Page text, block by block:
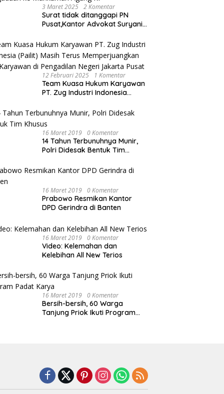
3 Maret 2025 2 Komentar
Surat tidak ditanggapi PN
Pusat,Kantor Advokat Suryani
Pengaduan ke Mahkamah
Agung RI
12 Februari 2025 1 Komentar
Team Kuasa Hukum Karyawan
PT. Zug Industri Indonesia
Memperjuangkan Hak
Karyawan di Pengadilan Negeri
Jakarta Pusat
16 Maret 2019 0 Komentar
14 Tahun Terbunuhnya Munir,
Polri Didesak Bentuk Tim
16 Maret 2019 0 Komentar
Prabowo Resmikan Kantor
DPD Gerindra di Banten
16 Maret 2019 0 Komentar
Video: Kelemahan dan
Kelebihan All New Terios
16 Maret 2019 0 Komentar
Bersih-bersih, 60 Warga
Tanjung Priok Ikuti Program